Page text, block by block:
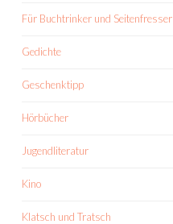
Für Buchtrinker und Seitenfresser
Gedichte
Geschenktipp
Hörbücher
Jugendliteratur
Kino
Klatsch und Tratsch